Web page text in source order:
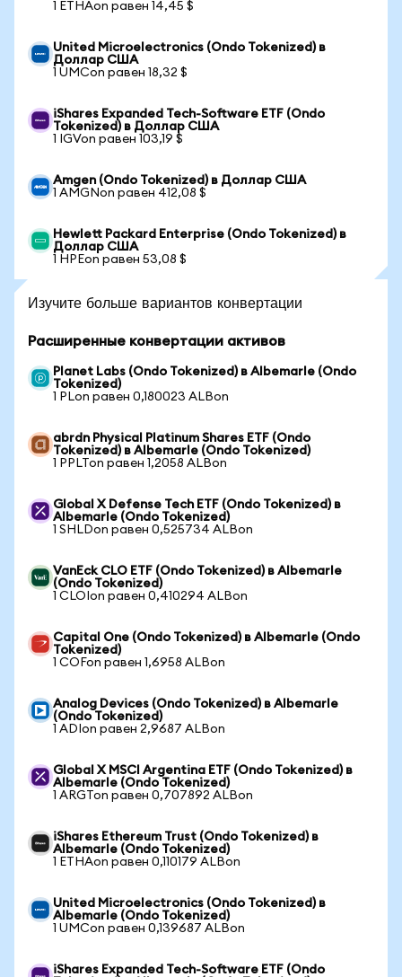
1 ETHAon равен 14,45 $
United Microelectronics (Ondo Tokenized) в
Доллар США
1 UMCon равен 18,32 $
iShares Expanded Tech-Software ETF (Ondo
Tokenized) в Доллар США
1 IGVon равен 103,19 $
Amgen (Ondo Tokenized) в Доллар США
1 AMGNon равен 412,08 $
Hewlett Packard Enterprise (Ondo Tokenized) в
Доллар США
1 HPEon равен 53,08 $
Изучите больше вариантов конвертации
Расширенные конвертации активов
Planet Labs (Ondo Tokenized) в Albemarle (Ondo
Tokenized)
1 PLon равен 0,180023 ALBon
abrdn Physical Platinum Shares ETF (Ondo
Tokenized) в Albemarle (Ondo Tokenized)
1 PPLTon равен 1,2058 ALBon
Global X Defense Tech ETF (Ondo Tokenized) в
Albemarle (Ondo Tokenized)
1 SHLDon равен 0,525734 ALBon
VanEck CLO ETF (Ondo Tokenized) в Albemarle
(Ondo Tokenized)
1 CLOIon равен 0,410294 ALBon
Capital One (Ondo Tokenized) в Albemarle (Ondo
Tokenized)
1 COFon равен 1,6958 ALBon
Analog Devices (Ondo Tokenized) в Albemarle
(Ondo Tokenized)
1 ADIon равен 2,9687 ALBon
Global X MSCI Argentina ETF (Ondo Tokenized) в
Albemarle (Ondo Tokenized)
1 ARGTon равен 0,707892 ALBon
iShares Ethereum Trust (Ondo Tokenized) в
Albemarle (Ondo Tokenized)
1 ETHAon равен 0,110179 ALBon
United Microelectronics (Ondo Tokenized) в
Albemarle (Ondo Tokenized)
1 UMCon равен 0,139687 ALBon
iShares Expanded Tech-Software ETF (Ondo